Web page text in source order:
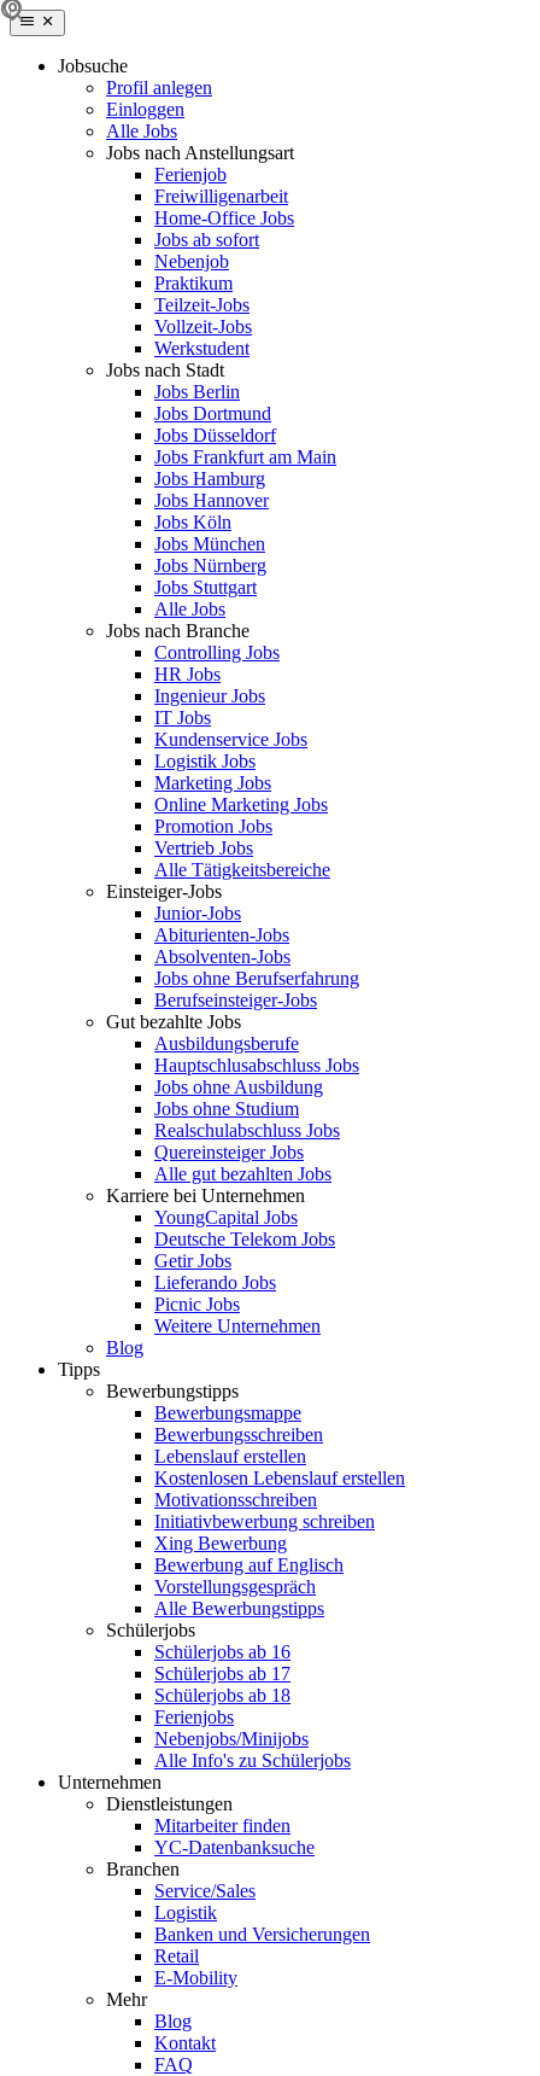
Jobsuche
Profil anlegen
Einloggen
Alle Jobs
Jobs nach Anstellungsart
Ferienjob
Freiwilligenarbeit
Home-Office Jobs
Jobs ab sofort
Nebenjob
Praktikum
Teilzeit-Jobs
Vollzeit-Jobs
Werkstudent
Jobs nach Stadt
Jobs Berlin
Jobs Dortmund
Jobs Düsseldorf
Jobs Frankfurt am Main
Jobs Hamburg
Jobs Hannover
Jobs Köln
Jobs München
Jobs Nürnberg
Jobs Stuttgart
Alle Jobs
Jobs nach Branche
Controlling Jobs
HR Jobs
Ingenieur Jobs
IT Jobs
Kundenservice Jobs
Logistik Jobs
Marketing Jobs
Online Marketing Jobs
Promotion Jobs
Vertrieb Jobs
Alle Tätigkeitsbereiche
Einsteiger-Jobs
Junior-Jobs
Abiturienten-Jobs
Absolventen-Jobs
Jobs ohne Berufserfahrung
Berufseinsteiger-Jobs
Gut bezahlte Jobs
Ausbildungsberufe
Hauptschlusabschluss Jobs
Jobs ohne Ausbildung
Jobs ohne Studium
Realschulabschluss Jobs
Quereinsteiger Jobs
Alle gut bezahlten Jobs
Karriere bei Unternehmen
YoungCapital Jobs
Deutsche Telekom Jobs
Getir Jobs
Lieferando Jobs
Picnic Jobs
Weitere Unternehmen
Blog
Tipps
Bewerbungstipps
Bewerbungsmappe
Bewerbungsschreiben
Lebenslauf erstellen
Kostenlosen Lebenslauf erstellen
Motivationsschreiben
Initiativbewerbung schreiben
Xing Bewerbung
Bewerbung auf Englisch
Vorstellungsgespräch
Alle Bewerbungstipps
Schülerjobs
Schülerjobs ab 16
Schülerjobs ab 17
Schülerjobs ab 18
Ferienjobs
Nebenjobs/Minijobs
Alle Info's zu Schülerjobs
Unternehmen
Dienstleistungen
Mitarbeiter finden
YC-Datenbanksuche
Branchen
Service/Sales
Logistik
Banken und Versicherungen
Retail
E-Mobility
Mehr
Blog
Kontakt
FAQ